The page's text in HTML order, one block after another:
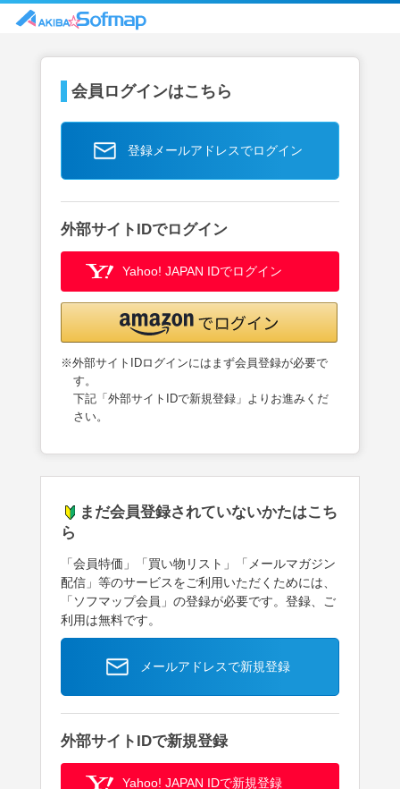
会員ログインはこちら
登録メールアドレスでログイン
外部サイトIDでログイン
Yahoo! JAPAN IDでログイン
※外部サイトIDログインにはまず会員登録が必要で
す。
下記「外部サイトIDで新規登録」よりお進みくだ
さい。
まだ会員登録されていないかたはこち
ら
「会員特価」「買い物リスト」「メールマガジン
配信」等のサービスをご利用いただくためには、
「ソフマップ会員」の登録が必要です。登録、ご
利用は無料です。
メールアドレスで新規登録
外部サイトIDで新規登録
Yahoo! JAPAN IDで新規登録